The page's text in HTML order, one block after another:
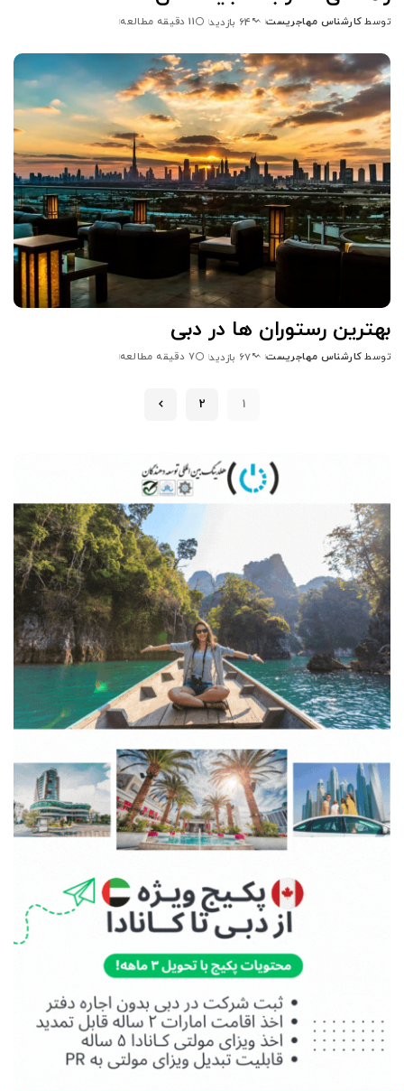
ارسال
توسط
توسط کارشناس مهاجریست 64 بازدید 11 دقیقه مطالعه
بهترین رستوران ها در دبی
ارسال
توسط کارشناس مهاجریست 67 بازدید 7 دقیقه مطالعه
1
2